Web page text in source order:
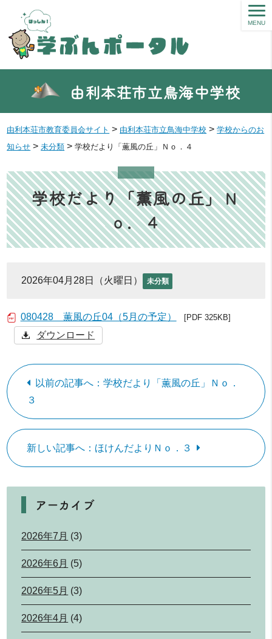
由利本荘市立鳥海中学校
MENU
由利本荘市教育委員会サイト > 由利本荘市立鳥海中学校 >学校からのお
知らせ >未分類 >学校だより「薫風の丘」Ｎｏ．４
学校だより「薫風の丘」Ｎ
ｏ．４
2026年04月28日（火曜日） 未分類
080428 薫風の丘04（5月の予定） [PDF 325KB]
ダウンロード
以前の記事へ：学校だより「薫風の丘」Ｎｏ．
３
新しい記事へ：ほけんだよりＮｏ．３
アーカイブ
2026年7月 (3)
2026年6月 (5)
2026年5月 (3)
2026年4月 (4)